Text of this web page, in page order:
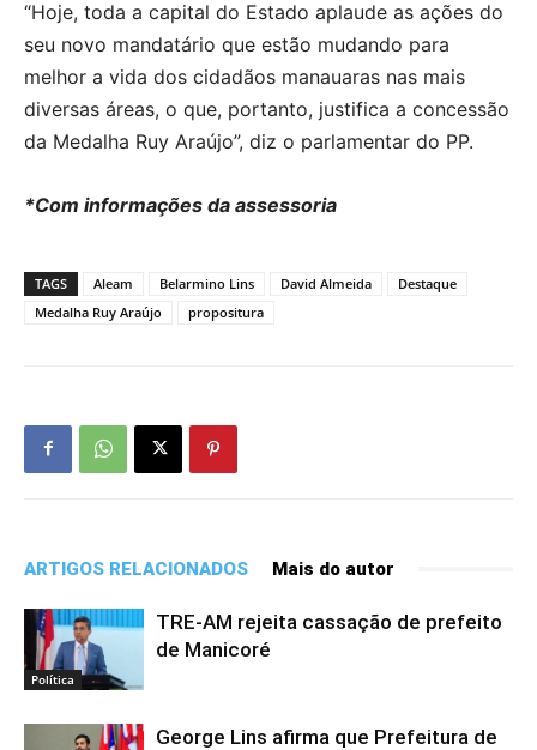
“Hoje, toda a capital do Estado aplaude as ações do
seu novo mandatário que estão mudando para
melhor a vida dos cidadãos manauaras nas mais
diversas áreas, o que, portanto, justifica a concessão
da Medalha Ruy Araújo”, diz o parlamentar do PP.
*Com informações da assessoria
TAGS Aleam Belarmino Lins David Almeida
Destaque
Medalha Ruy Araújo
propositura
ARTIGOS RELACIONADOS Mais do autor
Política
TRE-AM rejeita cassação de prefeito
de Manicoré
George Lins afirma que Prefeitura de